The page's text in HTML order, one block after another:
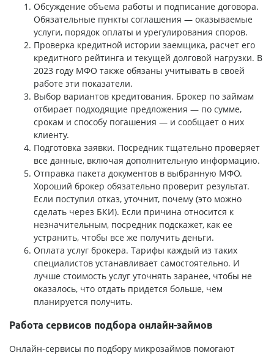
Обсуждение объема работы и подписание договора.
Обязательные пункты соглашения — оказываемые
услуги, порядок оплаты и урегулирования споров.
Проверка кредитной истории заемщика, расчет его
кредитного рейтинга и текущей долговой нагрузки. В
2023 году МФО также обязаны учитывать в своей
работе эти показатели.
Выбор вариантов кредитования. Брокер по займам
отбирает подходящие предложения — по сумме,
срокам и способу погашения — и сообщает о них
клиенту.
Подготовка заявки. Посредник тщательно проверяет
все данные, включая дополнительную информацию.
Отправка пакета документов в выбранную МФО.
Хороший брокер обязательно проверит результат.
Если поступил отказ, уточнит, почему (это можно
сделать через БКИ). Если причина относится к
незначительным, посредник подскажет, как ее
устранить, чтобы все же получить деньги.
Оплата услуг брокера. Тарифы каждый из таких
специалистов устанавливает самостоятельно. И
лучше стоимость услуг уточнять заранее, чтобы не
оказалось, что отдать придется больше, чем
планируется получить.
Работа сервисов подбора онлайн-займов
Онлайн-сервисы по подбору микрозаймов помогают